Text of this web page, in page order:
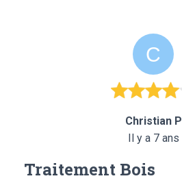
Christian P
Il y a 7 ans
Traitement Bois